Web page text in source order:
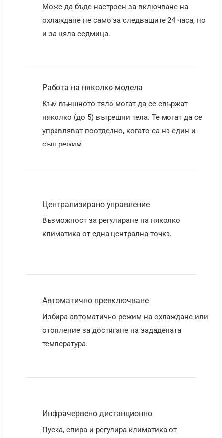
Може да бъде настроен за включване на
охлаждане не само за следващите 24 часа, но
и за цяла седмица.
Работа на няколко модела
Към външното тяло могат да се свържат
няколко (до 5) вътрешни тела. Те могат да се
управляват поотделно, когато са на един и
същ режим.
Централизирано управление
Възможност за регулиране на няколко
климатика от една централна точка.
Автоматично превключване
Избира автоматично режим на охлаждане или
отопление за достигане на зададената
температура.
Инфрачервено дистанционно
Пуска, спира и регулира климатика от